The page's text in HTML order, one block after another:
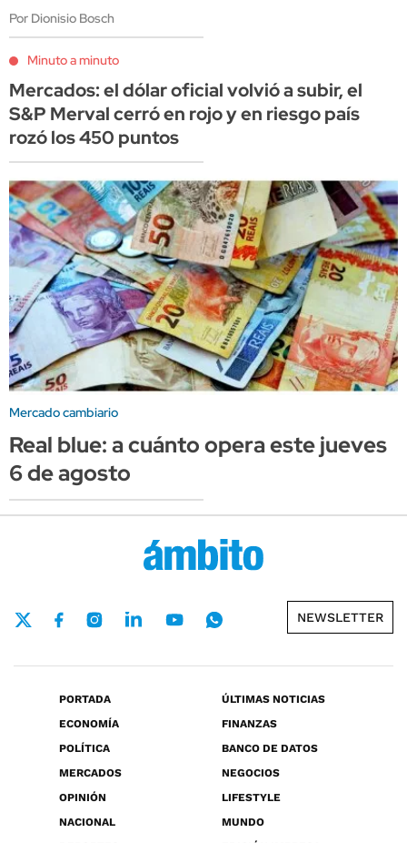
Por Dionisio Bosch
Minuto a minuto
Mercados: el dólar oficial volvió a subir, el
S&P Merval cerró en rojo y en riesgo país
rozó los 450 puntos
Mercado cambiario
Real blue: a cuánto opera este jueves
6 de agosto
NEWSLETTER
PORTADA
ÚLTIMAS NOTICIAS
ECONOMÍA
FINANZAS
POLÍTICA
BANCO DE DATOS
MERCADOS
NEGOCIOS
OPINIÓN
LIFESTYLE
NACIONAL
MUNDO